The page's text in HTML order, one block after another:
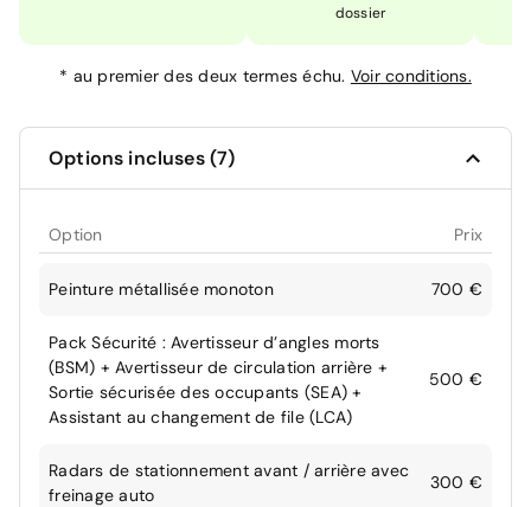
dossier
* au premier des deux termes échu. Voir conditions.
Options incluses (7)
Option Prix
Peinture métallisée monoton 700 €
Pack Sécurité : Avertisseur d’angles morts
(BSM) + Avertisseur de circulation arrière +
Sortie sécurisée des occupants (SEA) +
Assistant au changement de file (LCA)
500 €
Radars de stationnement avant / arrière avec
freinage auto
300 €